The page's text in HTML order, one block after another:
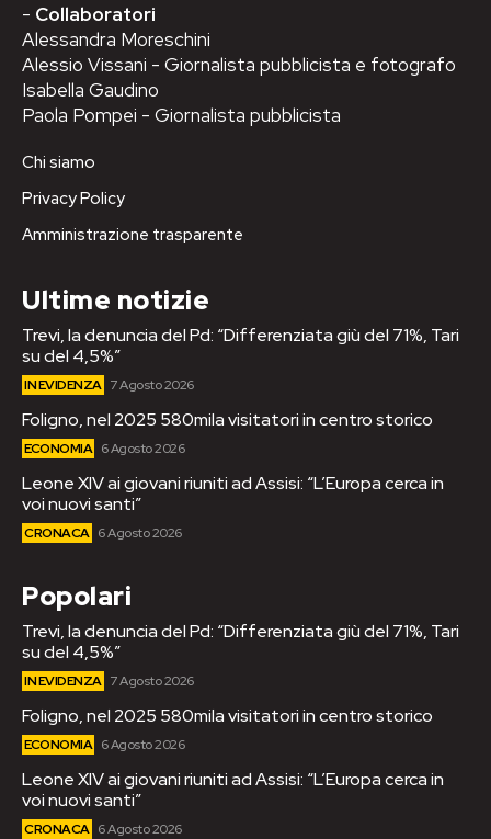
- Collaboratori
Alessandra Moreschini
Alessio Vissani - Giornalista pubblicista e fotografo
Isabella Gaudino
Paola Pompei - Giornalista pubblicista
Chi siamo
Privacy Policy
Amministrazione trasparente
Ultime notizie
Trevi, la denuncia del Pd: “Differenziata giù del 71%, Tari
su del 4,5%”
IN EVIDENZA 7 Agosto 2026
Foligno, nel 2025 580mila visitatori in centro storico
ECONOMIA 6 Agosto 2026
Leone XIV ai giovani riuniti ad Assisi: “L’Europa cerca in
voi nuovi santi”
CRONACA 6 Agosto 2026
Popolari
Trevi, la denuncia del Pd: “Differenziata giù del 71%, Tari
su del 4,5%”
IN EVIDENZA 7 Agosto 2026
Foligno, nel 2025 580mila visitatori in centro storico
ECONOMIA 6 Agosto 2026
Leone XIV ai giovani riuniti ad Assisi: “L’Europa cerca in
voi nuovi santi”
CRONACA 6 Agosto 2026